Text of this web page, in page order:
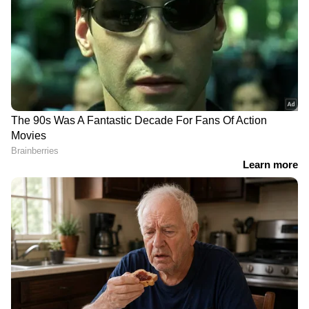
ന്യൂസ് വാർത്തകൾ.Malayalam News
തത്സമയ അപ്‌ഡേറ്റുകളും ആഴത്തിലുള്ള
വിശകലനവും സമഗ്രമായ റിപ്പോർട്ടിംഗും —
എല്ലാം ഒരൊറ്റ സ്ഥലത്ത്. ഏത് സമയത്തും,
എവിടെയും വിശ്വസനീയമായ വാർത്തകൾ
ലഭിക്കാൻAsianet News Malayalam